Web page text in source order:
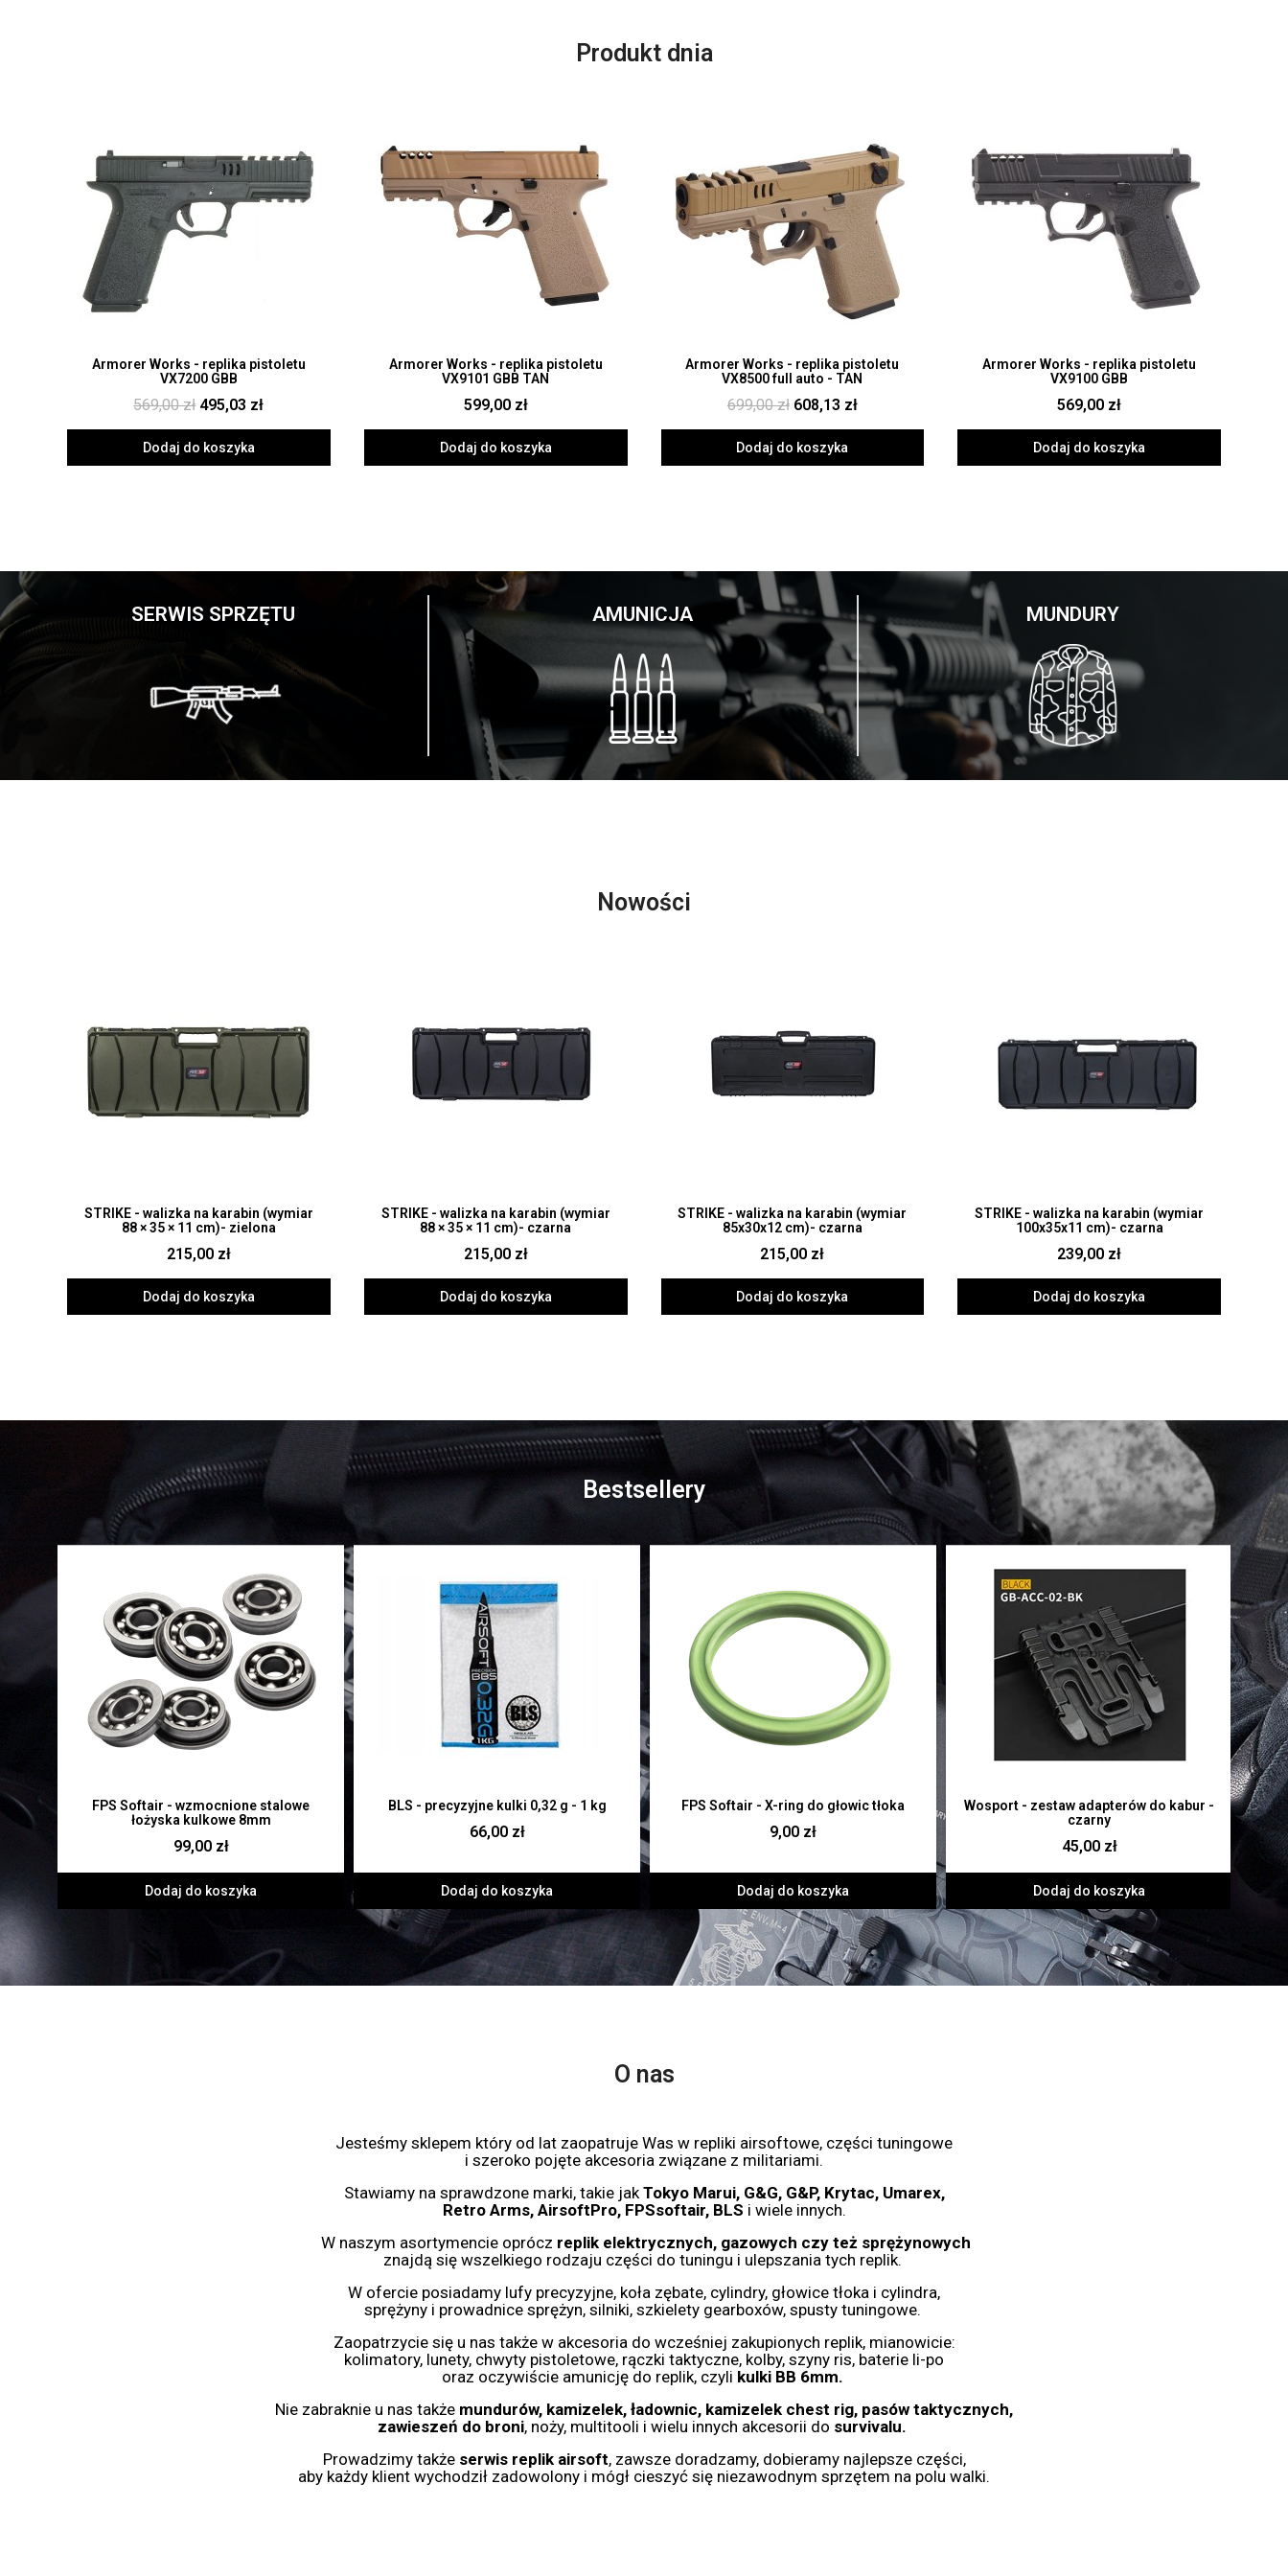
Produkt dnia
Szybki pogląd
Armorer Works - replika pistoletu
VX7200 GBB
569,00 zł 495,03 zł
Dodaj do koszyka
Szybki pogląd
Armorer Works - replika pistoletu
VX9101 GBB TAN
599,00 zł
Dodaj do koszyka
Szybki pogląd
Armorer Works - replika pistoletu
VX8500 full auto - TAN
699,00 zł 608,13 zł
Dodaj do koszyka
Szybki pogląd
Armorer Works - replika pistoletu
VX9100 GBB
569,00 zł
Dodaj do koszyka
SERWIS SPRZĘTU AMUNICJA MUNDURY
Nowości
Szybki podgląd
STRIKE - walizka na karabin (wymiar
88 × 35 × 11 cm)- zielona
215,00 zł
Dodaj do koszyka
Szybki podgląd
STRIKE - walizka na karabin (wymiar
88 × 35 × 11 cm)- czarna
215,00 zł
Dodaj do koszyka
Szybki podgląd
STRIKE - walizka na karabin (wymiar
85x30x12 cm)- czarna
215,00 zł
Dodaj do koszyka
Szybki podgląd
STRIKE - walizka na karabin (wymiar
100x35x11 cm)- czarna
239,00 zł
Dodaj do koszyka
Bestsellery
FPS Softair - wzmocnione stalowe
łożyska kulkowe 8mm
99,00 zł
Dodaj do koszyka
BLS - precyzyjne kulki 0,32 g - 1 kg
66,00 zł
Dodaj do koszyka
FPS Softair - X-ring do głowic tłoka
9,00 zł
Dodaj do koszyka
Wosport - zestaw adapterów do kabur -
czarny
45,00 zł
Dodaj do koszyka
O nas
Jesteśmy sklepem który od lat zaopatruje Was w repliki airsoftowe, części tuningowe
i szeroko pojęte akcesoria związane z militariami.
Stawiamy na sprawdzone marki, takie jakTokyo Marui, G&G, G&P, Krytac, Umarex,
Retro Arms, AirsoftPro, FPSsoftair, BLS i wiele innych.
W naszym asortymencie oprócz replik elektrycznych, gazowych czy też sprężynowych
znajdą się wszelkiego rodzaju części do tuningu i ulepszania tych replik.
W ofercie posiadamy lufy precyzyjne, koła zębate, cylindry, głowice tłoka i cylindra,
sprężyny i prowadnice sprężyn, silniki, szkielety gearboxów, spusty tuningowe.
Zaopatrzycie się u nas także w akcesoria do wcześniej zakupionych replik, mianowicie:
kolimatory, lunety, chwyty pistoletowe, rączki taktyczne, kolby, szyny ris, baterie li-po
oraz oczywiście amunicję do replik, czyli kulki BB 6mm.
Nie zabraknie u nas także mundurów, kamizelek, ładownic, kamizelek chest rig, pasów taktycznych,
zawieszeń do broni, noży, multitooli i wielu innych akcesorii do survivalu.
Prowadzimy także serwis replik airsoft, zawsze doradzamy, dobieramy najlepsze części,
aby każdy klient wychodził zadowolony i mógł cieszyć się niezawodnym sprzętem na polu walki.